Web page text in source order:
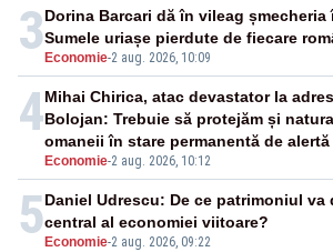
3 Economie-2 aug. 2026, 10:09
Dorina Barcari dă în vileag
Sumele uriașe pierdute de fiecare
4
Economie-2 aug. 2026, 10:12
Mihai Chirica, atac devastator la
Bolojan: Trebuie să protejăm și
omaneii în stare permanentă de alertă
5 Economie-2 aug. 2026, 09:22
Daniel Udrescu: De ce patrimoniul
central al economiei viitoare?